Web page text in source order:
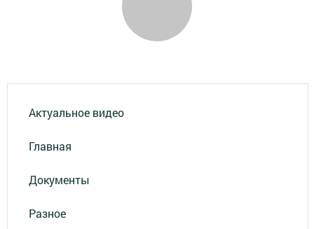
Актуальное видео
Главная
Документы
Разное